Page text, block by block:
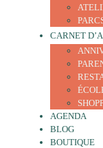
CARNET
AGENDA
BLOG
BOUTIQUE